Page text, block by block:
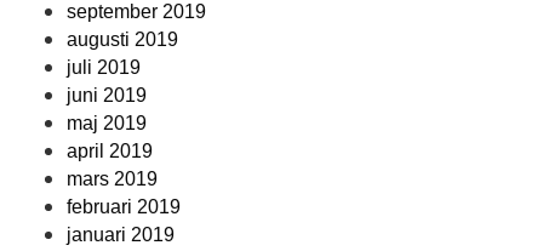
september 2019
augusti 2019
juli 2019
juni 2019
maj 2019
april 2019
mars 2019
februari 2019
januari 2019